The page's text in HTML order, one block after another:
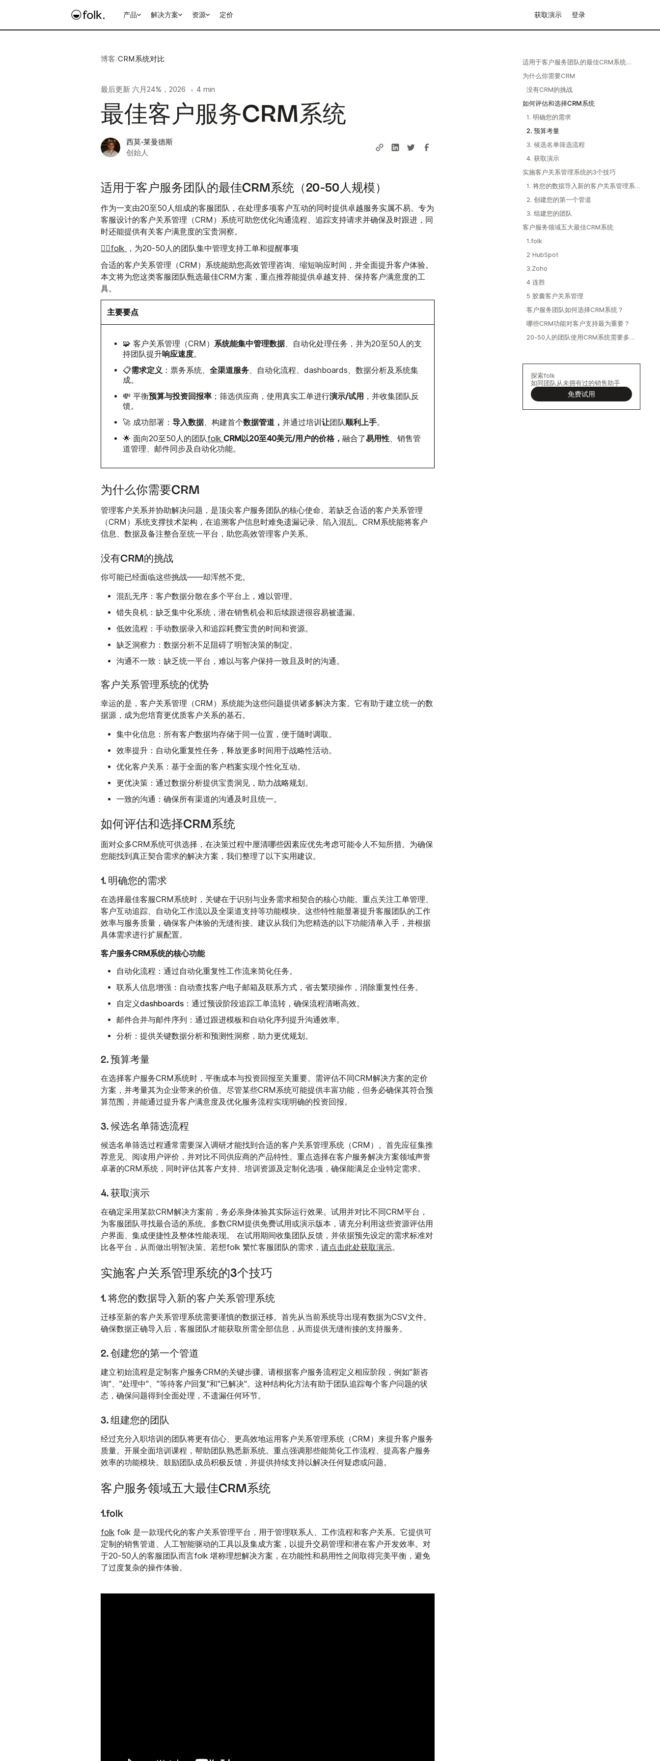
产品 解决方案 资源 定价 获取演示 登录
博客/CRM系统对比
最后更新 六月24%，2026 • 4 min
最佳客户服务CRM系统
西莫·莱曼德斯
创始人
适用于客户服务团队的最佳CRM系统（20-50人规模）
作为一支由20至50人组成的客服团队，在处理多项客户互动的同时提供卓越服务实属不易。专为
客服设计的客户关系管理（CRM）系统可助您优化沟通流程、追踪支持请求并确保及时跟进，同
时还能提供有关客户满意度的宝贵洞察。
👉🏼folk
，为20-50人的团队集中管理支持工单和提醒事项
合适的客户关系管理（CRM）系统能助您高效管理咨询、缩短响应时间，并全面提升客户体验。
本文将为您这类客服团队甄选最佳CRM方案，重点推荐能提供卓越支持、保持客户满意度的工
具。
主要要点
🧩 客户关系管理（CRM） 系统能集中管理数据、自动化处理任务，并为20至50人的支
持团队提升响应速度。
📋需求定义 ：票务系统、全渠道服务 、自动化流程、dashboards、数据分析及系统集
成。
💸 平衡预算与投资回报率 ；筛选供应商，使用真实工单进行演示/试用 ，并收集团队反
馈。
🚀 成功部署：导入数据、构建首个数据管道，并通过培训让团队顺利上手。
🌟 面向20至50人的团队folkCRM以20至40美元/用户的价格，融合了易用性 、销售管
道管理、邮件同步及自动化功能。
为什么你需要CRM
管理客户关系并协助解决问题，是顶尖客户服务团队的核心使命。若缺乏合适的客户关系管理
（CRM）系统支撑技术架构，在追溯客户信息时难免遗漏记录、陷入混乱。CRM系统能将客户
信息、数据及备注整合至统一平台，助您高效管理客户关系。
没有CRM的挑战
你可能已经面临这些挑战——却浑然不觉。
混乱无序：客户数据分散在多个平台上，难以管理。
错失良机：缺乏集中化系统，潜在销售机会和后续跟进很容易被遗漏。
低效流程：手动数据录入和追踪耗费宝贵的时间和资源。
缺乏洞察力：数据分析不足阻碍了明智决策的制定。
沟通不一致：缺乏统一平台，难以与客户保持一致且及时的沟通。
客户关系管理系统的优势
幸运的是，客户关系管理（CRM）系统能为这些问题提供诸多解决方案。它有助于建立统一的数
据源，成为您培育更优质客户关系的基石。
集中化信息： 所有客户数据均存储于同一位置，便于随时调取。
效率提升： 自动化重复性任务，释放更多时间用于战略性活动。
优化客户关系：基于全面的客户档案实现个性化互动。
更优决策：通过数据分析提供宝贵洞见，助力战略规划。
一致的沟通：确保所有渠道的沟通及时且统一。
如何评估和选择CRM系统
面对众多CRM系统可供选择，在决策过程中厘清哪些因素应优先考虑可能令人不知所措。为确保
您能找到真正契合需求的解决方案，我们整理了以下实用建议。
1. 明确您的需求
在选择最佳客服CRM系统时，关键在于识别与业务需求相契合的核心功能。重点关注工单管理、
客户互动追踪、自动化工作流以及全渠道支持等功能模块。这些特性能显著提升客服团队的工作
效率与服务质量，确保客户体验的无缝衔接。建议从我们为您精选的以下功能清单入手，并根据
具体需求进行扩展配置。
客户服务CRM系统的核心功能
自动化流程：通过自动化重复性工作流来简化任务。
联系人信息增强： 自动查找客户电子邮箱及联系方式，省去繁琐操作，消除重复性任务。
自定义dashboards：通过预设阶段追踪工单流转，确保流程清晰高效。
邮件合并与邮件序列：通过跟进模板和自动化序列提升沟通效率。
分析：提供关键数据分析和预测性洞察，助力更优规划。
2. 预算考量
在选择客户服务CRM系统时，平衡成本与投资回报至关重要。需评估不同CRM解决方案的定价
方案，并考量其为企业带来的价值。尽管某些CRM系统可能提供丰富功能，但务必确保其符合预
算范围，并能通过提升客户满意度及优化服务流程实现明确的投资回报。
3. 候选名单筛选流程
候选名单筛选过程通常需要深入调研才能找到合适的客户关系管理系统（CRM）。首先应征集推
荐意见、阅读用户评价，并对比不同供应商的产品特性。重点选择在客户服务解决方案领域声誉
卓著的CRM系统，同时评估其客户支持、培训资源及定制化选项，确保能满足企业特定需求。
4. 获取演示
在确定采用某款CRM解决方案前，务必亲身体验其实际运行效果。试用并对比不同CRM平台，
为客服团队寻找最合适的系统。多数CRM提供免费试用或演示版本，请充分利用这些资源评估用
户界面、集成便捷性及整体性能表现。 在试用期间收集团队反馈，并依据预先设定的需求标准对
比各平台，从而做出明智决策。若想folk 繁忙客服团队的需求，请点击此处获取演示。
实施客户关系管理系统的3个技巧
1. 将您的数据导入新的客户关系管理系统
迁移至新的客户关系管理系统需要谨慎的数据迁移。首先从当前系统导出现有数据为CSV文件。
确保数据正确导入后，客服团队才能获取所需全部信息，从而提供无缝衔接的支持服务。
2. 创建您的第一个管道
建立初始流程是定制客户服务CRM的关键步骤。请根据客户服务流程定义相应阶段，例如"新咨
询"、"处理中"、"等待客户回复"和"已解决"。这种结构化方法有助于团队追踪每个客户问题的状
态，确保问题得到全面处理，不遗漏任何环节。
3. 组建您的团队
经过充分入职培训的团队将更有信心、更高效地运用客户关系管理系统（CRM）来提升客户服务
质量。开展全面培训课程，帮助团队熟悉新系统。重点强调那些能简化工作流程、提高客户服务
效率的功能模块。鼓励团队成员积极反馈，并提供持续支持以解决任何疑虑或问题。
客户服务领域五大最佳CRM系统
1.folk
folk folk 是一款现代化的客户关系管理平台，用于管理联系人、工作流程和客户关系。它提供可
定制的销售管道、人工智能驱动的工具以及集成方案，以提升交易管理和潜在客户开发效率。对
于20-50人的客服团队而言folk 堪称理想解决方案，在功能性和易用性之间取得完美平衡，避免
了过度复杂的操作体验。
适用于客户服务团队的最佳CRM系统
（20-50人规模）
为什么你需要CRM
没有CRM的挑战
如何评估和选择CRM系统
1. 明确您的需求
2. 预算考量
3. 候选名单筛选流程
4. 获取演示
实施客户关系管理系统的3个技巧
1. 将您的数据导入新的客户关系管理系
2. 创建您的第一个管道
3. 组建您的团队
客户服务领域五大最佳CRM系统
1.folk
2 HubSpot
3.Zoho
4 连胜
5 胶囊客户关系管理
客户服务团队如何选择CRM系统？
哪些CRM功能对客户支持最为重要？
20-50人的团队使用CRM系统需要多少
探索folk
如同团队从未拥有过的销售助手
免费试用